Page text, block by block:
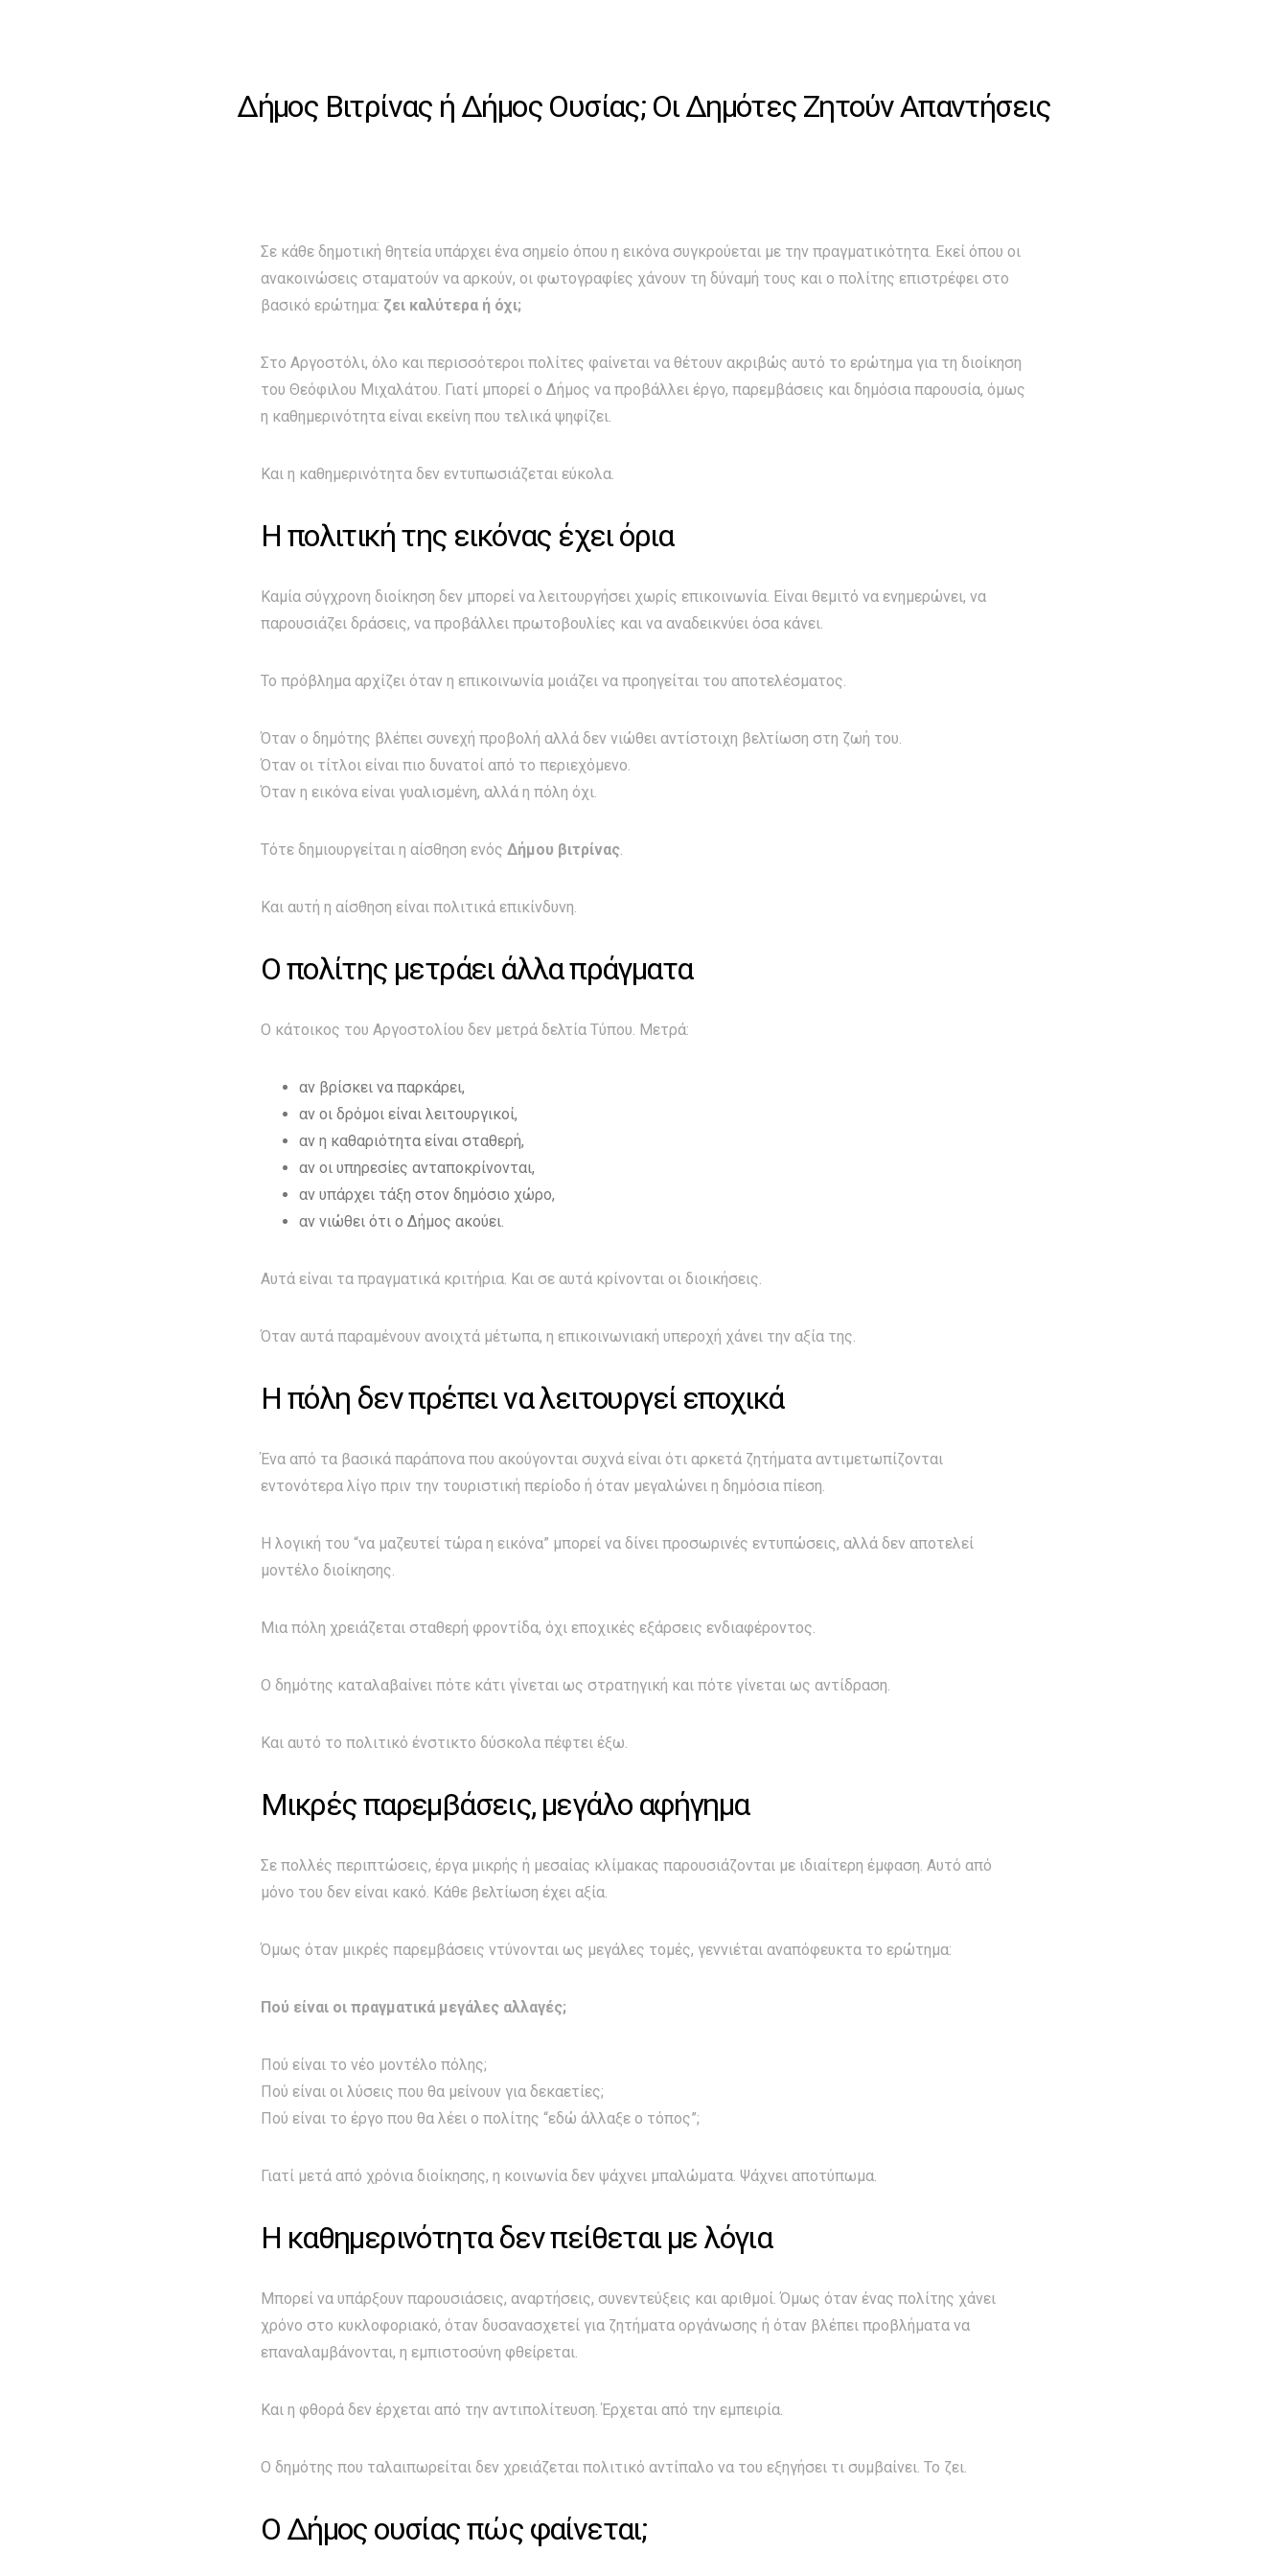
Δήμος Βιτρίνας ή Δήμος Ουσίας; Οι Δημότες Ζητούν Απαντήσεις
Σε κάθε δημοτική θητεία υπάρχει ένα σημείο όπου η εικόνα συγκρούεται με την πραγματικότητα. Εκεί όπου οι
ανακοινώσεις σταματούν να αρκούν, οι φωτογραφίες χάνουν τη δύναμή τους και ο πολίτης επιστρέφει στο
βασικό ερώτημα: ζει καλύτερα ή όχι;
Στο Αργοστόλι, όλο και περισσότεροι πολίτες φαίνεται να θέτουν ακριβώς αυτό το ερώτημα για τη διοίκηση
του Θεόφιλου Μιχαλάτου. Γιατί μπορεί ο Δήμος να προβάλλει έργο, παρεμβάσεις και δημόσια παρουσία, όμως
η καθημερινότητα είναι εκείνη που τελικά ψηφίζει.
Και η καθημερινότητα δεν εντυπωσιάζεται εύκολα.
Η πολιτική της εικόνας έχει όρια
Καμία σύγχρονη διοίκηση δεν μπορεί να λειτουργήσει χωρίς επικοινωνία. Είναι θεμιτό να ενημερώνει, να
παρουσιάζει δράσεις, να προβάλλει πρωτοβουλίες και να αναδεικνύει όσα κάνει.
Το πρόβλημα αρχίζει όταν η επικοινωνία μοιάζει να προηγείται του αποτελέσματος.
Όταν ο δημότης βλέπει συνεχή προβολή αλλά δεν νιώθει αντίστοιχη βελτίωση στη ζωή του.
Όταν οι τίτλοι είναι πιο δυνατοί από το περιεχόμενο.
Όταν η εικόνα είναι γυαλισμένη, αλλά η πόλη όχι.
Τότε δημιουργείται η αίσθηση ενός Δήμου βιτρίνας.
Και αυτή η αίσθηση είναι πολιτικά επικίνδυνη.
Ο πολίτης μετράει άλλα πράγματα
Ο κάτοικος του Αργοστολίου δεν μετρά δελτία Τύπου. Μετρά:
αν βρίσκει να παρκάρει,
αν οι δρόμοι είναι λειτουργικοί,
αν η καθαριότητα είναι σταθερή,
αν οι υπηρεσίες ανταποκρίνονται,
αν υπάρχει τάξη στον δημόσιο χώρο,
αν νιώθει ότι ο Δήμος ακούει.
Αυτά είναι τα πραγματικά κριτήρια. Και σε αυτά κρίνονται οι διοικήσεις.
Όταν αυτά παραμένουν ανοιχτά μέτωπα, η επικοινωνιακή υπεροχή χάνει την αξία της.
Η πόλη δεν πρέπει να λειτουργεί εποχικά
Ένα από τα βασικά παράπονα που ακούγονται συχνά είναι ότι αρκετά ζητήματα αντιμετωπίζονται
εντονότερα λίγο πριν την τουριστική περίοδο ή όταν μεγαλώνει η δημόσια πίεση.
Η λογική του “να μαζευτεί τώρα η εικόνα” μπορεί να δίνει προσωρινές εντυπώσεις, αλλά δεν αποτελεί
μοντέλο διοίκησης.
Μια πόλη χρειάζεται σταθερή φροντίδα, όχι εποχικές εξάρσεις ενδιαφέροντος.
Ο δημότης καταλαβαίνει πότε κάτι γίνεται ως στρατηγική και πότε γίνεται ως αντίδραση.
Και αυτό το πολιτικό ένστικτο δύσκολα πέφτει έξω.
Μικρές παρεμβάσεις, μεγάλο αφήγημα
Σε πολλές περιπτώσεις, έργα μικρής ή μεσαίας κλίμακας παρουσιάζονται με ιδιαίτερη έμφαση. Αυτό από
μόνο του δεν είναι κακό. Κάθε βελτίωση έχει αξία.
Όμως όταν μικρές παρεμβάσεις ντύνονται ως μεγάλες τομές, γεννιέται αναπόφευκτα το ερώτημα:
Πού είναι οι πραγματικά μεγάλες αλλαγές;
Πού είναι το νέο μοντέλο πόλης;
Πού είναι οι λύσεις που θα μείνουν για δεκαετίες;
Πού είναι το έργο που θα λέει ο πολίτης “εδώ άλλαξε ο τόπος”;
Γιατί μετά από χρόνια διοίκησης, η κοινωνία δεν ψάχνει μπαλώματα. Ψάχνει αποτύπωμα.
Η καθημερινότητα δεν πείθεται με λόγια
Μπορεί να υπάρξουν παρουσιάσεις, αναρτήσεις, συνεντεύξεις και αριθμοί. Όμως όταν ένας πολίτης χάνει
χρόνο στο κυκλοφοριακό, όταν δυσανασχετεί για ζητήματα οργάνωσης ή όταν βλέπει προβλήματα να
επαναλαμβάνονται, η εμπιστοσύνη φθείρεται.
Και η φθορά δεν έρχεται από την αντιπολίτευση. Έρχεται από την εμπειρία.
Ο δημότης που ταλαιπωρείται δεν χρειάζεται πολιτικό αντίπαλο να του εξηγήσει τι συμβαίνει. Το ζει.
Ο Δήμος ουσίας πώς φαίνεται;